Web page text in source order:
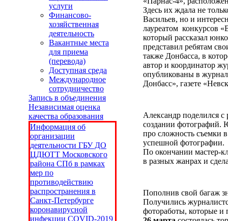
услуги
Финансово-
хозяйственная
деятельность
Вакантные места
для приема
(перевода)
Доступная среда
Международное
сотрудничество
Запись в объединения
Независимая оценка
качества образования
Информация об
организации
деятельности ГБУ ДО
ЦДЮТТ Московского
района СПб в рамках
мер по
противодействию
распространения в
Санкт-Петербурге
коронавирусной
инфекции COVID-2019
Здесь их ждала не
Васильев, но и
лауреатом конкурсов
который рассказал
представил ребятам
также Донбасса, в
автор и координатор
опубликованы в
Донбасс», газете
Александр поделился
создании фотографий.
про сложность съемки
успешной фотографии.
По окончании мастер-
в разных жанрах и
Пополнив свой багаж
Получились
фотоработы, которые